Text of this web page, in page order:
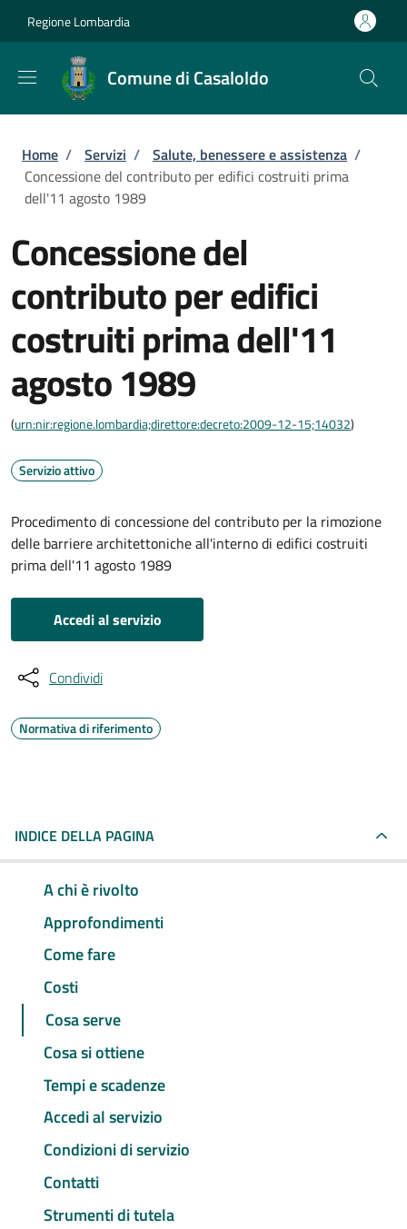
Regione Lombardia
Comune di Casaloldo
Briciole di pane
Home / Servizi / Salute, benessere e assistenza /
Concessione del contributo per edifici costruiti prima
dell'11 agosto 1989
Concessione del
contributo per edifici
costruiti prima dell'11
agosto 1989
(urn:nir:regione.lombardia;direttore:decreto:2009-12-15;14032)
Servizio attivo
Procedimento di concessione del contributo per la rimozione
delle barriere architettoniche all'interno di edifici costruiti
prima dell'11 agosto 1989
Accedi al servizio
Condividi
Normativa di riferimento
INDICE DELLA PAGINA
A chi è rivolto
Approfondimenti
Come fare
Costi
Cosa serve
Cosa si ottiene
Tempi e scadenze
Accedi al servizio
Condizioni di servizio
Contatti
Strumenti di tutela